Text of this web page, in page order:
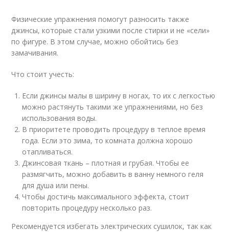
Физические упражнения помогут разносить также
джинсы, которые стали узкими после стирки и не «сели»
по фигуре. В этом случае, можно обойтись без
замачивания.
Что стоит учесть:
Если джинсы малы в ширину в ногах, то их с легкостью
можно растянуть такими же упражнениями, но без
использования воды.
В приоритете проводить процедуру в теплое время
года. Если это зима, то комната должна хорошо
отапливаться.
Джинсовая ткань – плотная и грубая. Чтобы ее
размягчить, можно добавить в ванну немного геля
для душа или пены.
Чтобы достичь максимального эффекта, стоит
повторить процедуру несколько раз.
Рекомендуется избегать электрических сушилок, так как